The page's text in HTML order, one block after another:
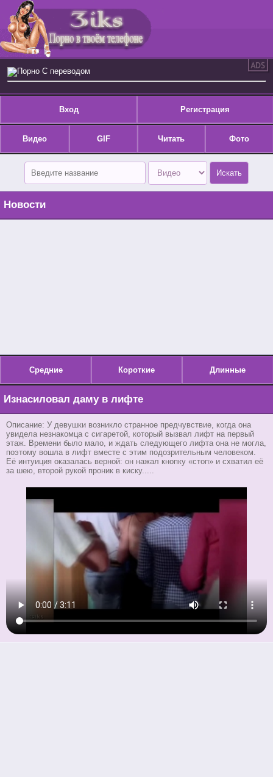
Порно С переводом
Вход Регистрация
Видео GIF Читать Фото
Новости
Средние Короткие Длинные
Изнасиловал даму в лифте
Описание: У девушки возникло странное предчувствие, когда она
увидела незнакомца с сигаретой, который вызвал лифт на первый
этаж. Времени было мало, и ждать следующего лифта она не могла,
поэтому вошла в лифт вместе с этим подозрительным человеком.
Её интуиция оказалась верной: он нажал кнопку «стоп» и схватил её
за шею, второй рукой проник в киску.....